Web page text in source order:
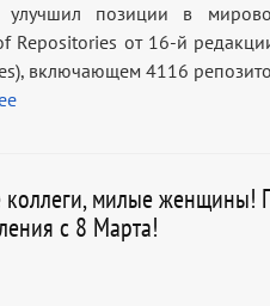
позиции в
Repositories от 16-й
включающем 4116
милые женщины!
с 8 Марта!